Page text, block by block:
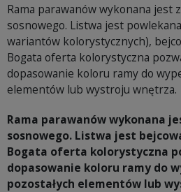
Rama parawanów wykonana jest
sosnowego. Listwa jest
wariantów kolorystycznych),
Bogata oferta kolorystyczna
dopasowanie koloru ramy do
elementów lub wystroju wnętrza.
Rama parawanów wykonana
sosnowego. Listwa jest
Bogata oferta kolorystyczna
dopasowanie koloru ramy do
pozostałych elementów lub